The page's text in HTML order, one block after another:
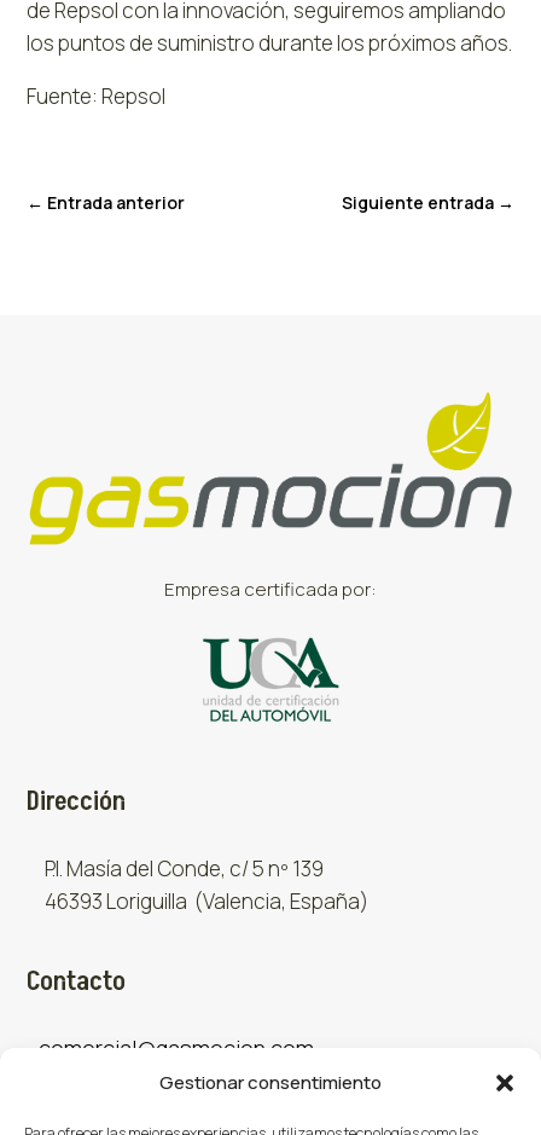
Gestionar consentimiento
de Repsol con la innovación, seguiremos ampliando
los puntos de suministro durante los próximos años.
Fuente: Repsol
← Entrada anterior Siguiente entrada→
Empresa certificada por:
Dirección
P.I. Masía del Conde, c/ 5 nº 139
46393 Loriguilla (Valencia, España)
Contacto
comercial@gasmocion.com